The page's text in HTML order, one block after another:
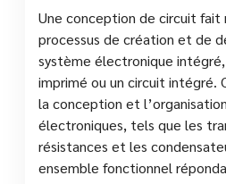
Une conception de circuit fait
processus de création et de
système électronique
imprimé ou un circuit intégré.
la conception et
électroniques, tels que les
résistances et les
ensemble fonctionnel